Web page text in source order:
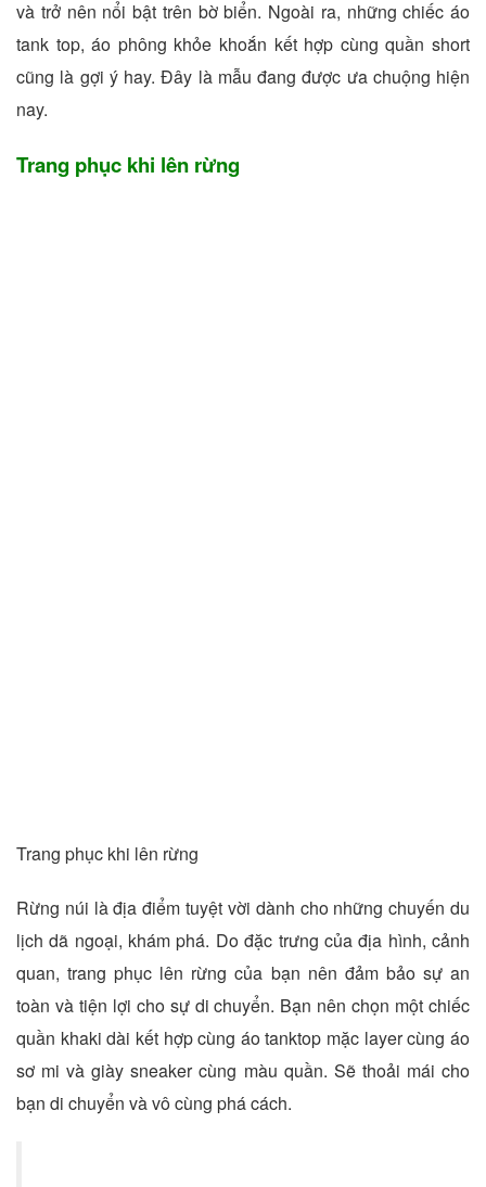
và trở nên nổi bật trên bờ biển. Ngoài ra, những chiếc áo
tank top, áo phông khỏe khoắn kết hợp cùng quần short
cũng là gợi ý hay. Đây là mẫu đang được ưa chuộng hiện
nay.
Trang phục khi lên rừng
Trang phục khi lên rừng
Rừng núi là địa điểm tuyệt vời dành cho những chuyến du
lịch dã ngoại, khám phá. Do đặc trưng của địa hình, cảnh
quan, trang phục lên rừng của bạn nên đảm bảo sự an
toàn và tiện lợi cho sự di chuyển. Bạn nên chọn một chiếc
quần khaki dài kết hợp cùng áo tanktop mặc layer cùng áo
sơ mi và giày sneaker cùng màu quần. Sẽ thoải mái cho
bạn di chuyển và vô cùng phá cách.